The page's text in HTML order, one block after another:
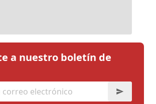
a nuestro boletín de